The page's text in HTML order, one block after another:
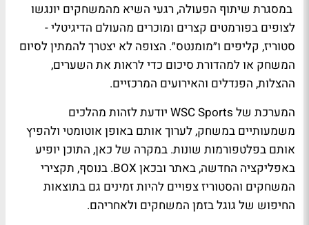
במסגרת שיתוף הפעולה, רגעי השיא מהמשחקים יונגשו
לצופים בפורמטים קצרים ומוכרים מהעולם הדיגיטלי -
סטוריז, קליפים ו״מומנטס״. הצופה לא יצטרך להמתין לסיום
המשחק או למהדורת סיכום כדי לראות את השערים,
ההצלות, הפנדלים והאירועים המרכזיים.
המערכת של WSC Sports יודעת לזהות מהלכים
משמעותיים במשחק, לערוך אותם באופן אוטומטי ולהפיץ
אותם בפלטפורמות שונות. במקרה של כאן, התוכן יופיע
באפליקציה החדשה, באתר ובכאן BOX. בנוסף, תקצירי
המשחקים והסטוריז צפויים להיות זמינים גם בתוצאות
החיפוש של גוגל בזמן המשחקים ולאחריהם.